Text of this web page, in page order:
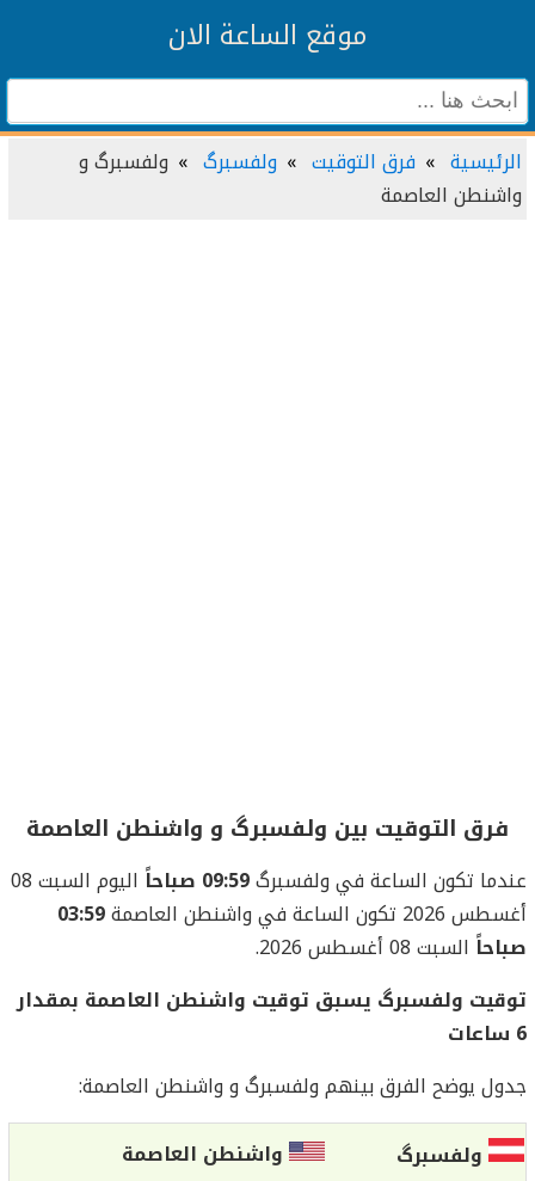
موقع الساعة الان
الرئيسية فرق التوقيت ولفسبرگ
ولفسبرگ و
واشنطن العاصمة
فرق التوقيت بين ولفسبرگ و واشنطن العاصمة
عندما تكون الساعة في ولفسبرگ09:59 صباحاً
اليوم السبت 08
أغسطس 2026 تكون الساعة في واشنطن العاصمة
03:59
صباحاً السبت 08 أغسطس 2026.
توقيت ولفسبرگ يسبق توقيت واشنطن العاصمة بمقدار
6 ساعات
جدول يوضح الفرق بينهم ولفسبرگ و واشنطن العاصمة:
ولفسبرگ
واشنطن العاصمة